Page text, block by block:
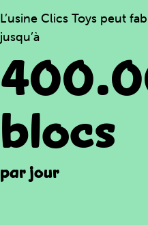
L’usine Clics Toys peut
jusqu’à
blocs
par jour